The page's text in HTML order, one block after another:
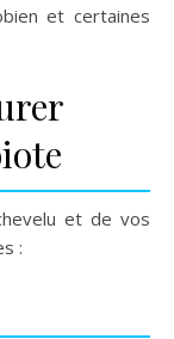
et certaines
et de vos
: